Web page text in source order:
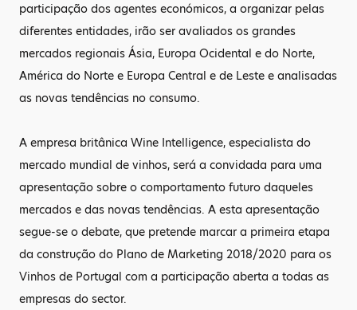
participação dos agentes económicos, a organizar pelas
diferentes entidades, irão ser avaliados os grandes
mercados regionais Ásia, Europa Ocidental e do Norte,
América do Norte e Europa Central e de Leste e analisadas
as novas tendências no consumo.
A empresa britânica Wine Intelligence, especialista do
mercado mundial de vinhos, será a convidada para uma
apresentação sobre o comportamento futuro daqueles
mercados e das novas tendências. A esta apresentação
segue-se o debate, que pretende marcar a primeira etapa
da construção do Plano de Marketing 2018/2020 para os
Vinhos de Portugal com a participação aberta a todas as
empresas do sector.